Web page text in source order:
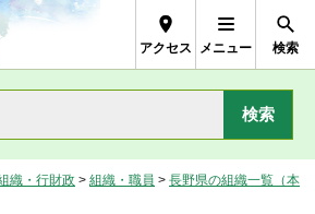
Nagano Prefecture
アクセス メニュー 検索
織・行財政 > 組織・職員 > 長野県の組織一覧（本